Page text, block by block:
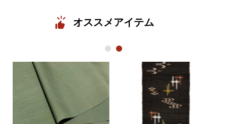
オススメアイテム
1 2